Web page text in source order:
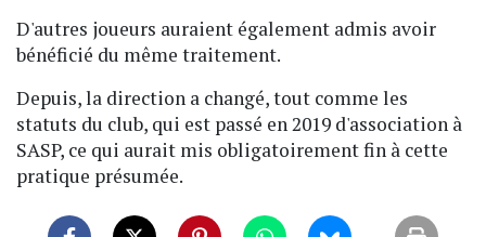
D'autres joueurs auraient également admis avoir
bénéficié du même traitement.
Depuis, la direction a changé, tout comme les
statuts du club, qui est passé en 2019 d'association à
SASP, ce qui aurait mis obligatoirement fin à cette
pratique présumée.